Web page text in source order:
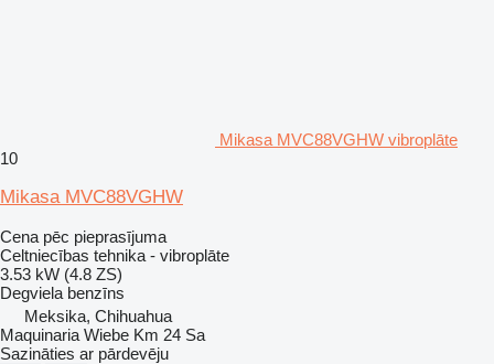
Mikasa MVC88VGHW vibroplāte
10
Mikasa MVC88VGHW
Cena pēc pieprasījuma
Celtniecības tehnika - vibroplāte
3.53 kW (4.8 ZS)
Degviela benzīns
Meksika, Chihuahua
Maquinaria Wiebe Km 24 Sa
Sazināties ar pārdevēju